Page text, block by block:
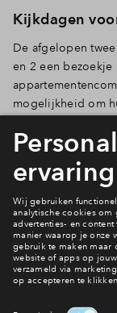
Kijkdagen
De afgelopen
en 2 een
mogelijkheid om
terug op een
kopers te
Je leest